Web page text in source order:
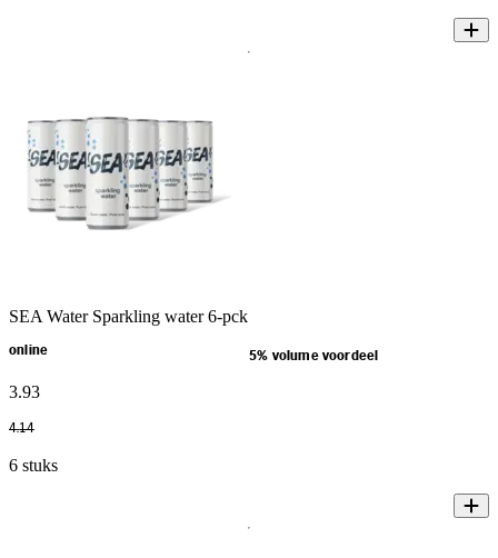
SEA Water Sparkling water 6-pck
online 5% volume voordeel
3.93
4.14
6 stuks